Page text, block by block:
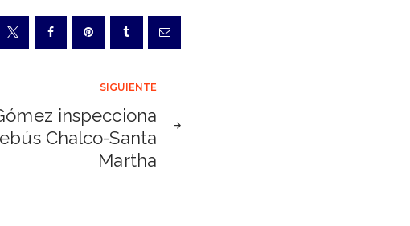
SIGUIENTE
inspecciona
Chalco-Santa
Martha